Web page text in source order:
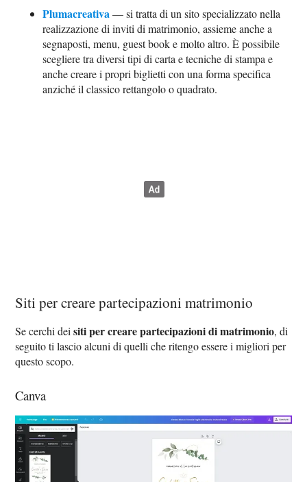
Plumacreativa— si tratta di un sito specializzato nella
realizzazione di inviti di matrimonio, assieme anche a
segnaposti, menu, guest book e molto altro. È possibile
scegliere tra diversi tipi di carta e tecniche di stampa e
anche creare i propri biglietti con una forma specifica
anziché il classico rettangolo o quadrato.
Siti per creare partecipazioni matrimonio
Se cerchi deisiti per creare partecipazioni di matrimonio, di
seguito ti lascio alcuni di quelli che ritengo essere i migliori per
questo scopo.
Canva